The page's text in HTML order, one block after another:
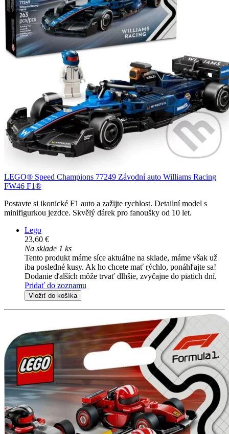
LEGO® Speed Champions 77249 Závodní auto Williams Racing
FW46 F1®
Postavte si ikonické F1 auto a zažijte rychlost. Detailní model s
minifigurkou jezdce. Skvělý dárek pro fanoušky od 10 let.
Lego
23,60 €
Na sklade 1 ks
Tento produkt máme síce aktuálne na sklade, máme však už
iba posledné kusy. Ak ho chcete mať rýchlo, ponáhľajte sa!
Dodanie ďalších môže trvať dlhšie, zvyčajne do piatich dní.
Pridať do zoznamu
Vložiť do košíka